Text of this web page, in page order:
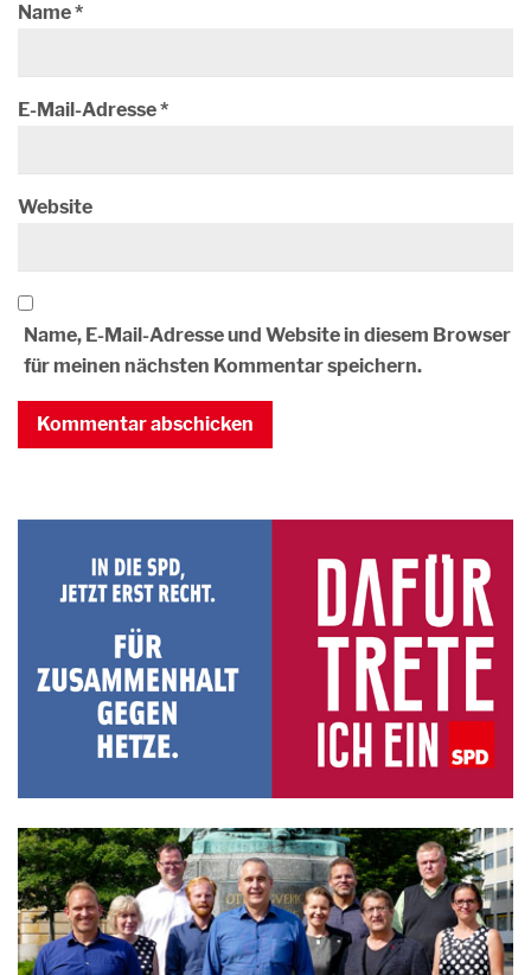
Name*
E-Mail-Adresse*
Website
Name, E-Mail-Adresse und Website in diesem Browser
für meinen nächsten Kommentar speichern.